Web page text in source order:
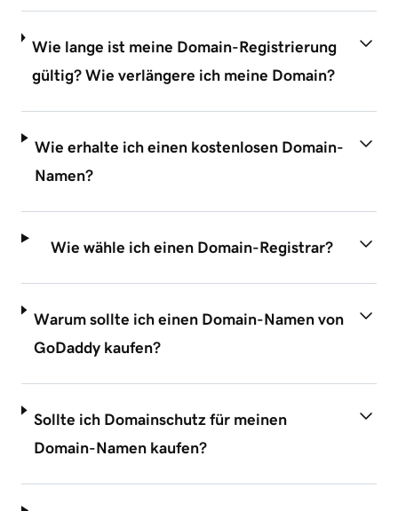
Wie lange ist meine Domain-Registrierung
gültig? Wie verlängere ich meine Domain?
Wie erhalte ich einen kostenlosen Domain-
Namen?
Wie wähle ich einen Domain-Registrar?
Warum sollte ich einen Domain-Namen von
GoDaddy kaufen?
Sollte ich Domainschutz für meinen
Domain-Namen kaufen?